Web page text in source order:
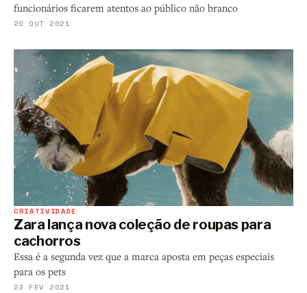
funcionários ficarem atentos ao público não branco
20 OUT 2021
CRIATIVIDADE
Zara lança nova coleção de roupas para
cachorros
Essa é a segunda vez que a marca aposta em peças especiais
para os pets
23 FEV 2021